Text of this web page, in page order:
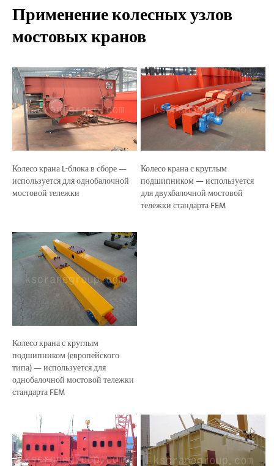
Применение колесных узлов
мостовых кранов
Колесо крана L-блока в сборе —
используется для однобалочной
мостовой тележки
Колесо крана с круглым
подшипником — используется
для двухбалочной мостовой
тележки стандарта FEM
Колесо крана с круглым
подшипником (европейского
типа) — используется для
однобалочной мостовой тележки
стандарта FEM